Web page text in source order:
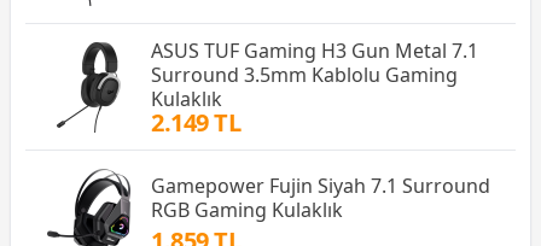
ASUS TUF Gaming H3 Gun Metal 7.1
Surround 3.5mm Kablolu Gaming
Kulaklık
2.149 TL
Gamepower Fujin Siyah 7.1 Surround
RGB Gaming Kulaklık